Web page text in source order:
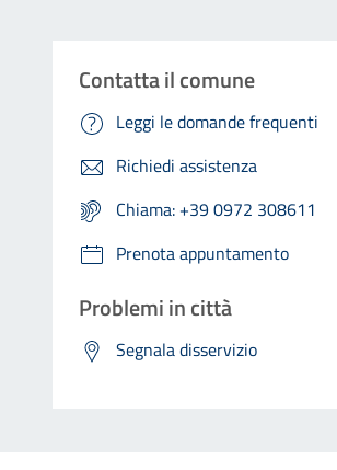
Contatta il comune
Leggi le domande frequenti
Richiedi assistenza
Chiama: +39 0972 308611
Prenota appuntamento
Problemi in città
Segnala disservizio